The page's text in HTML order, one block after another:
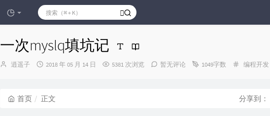
一次myslq填坑记
博
逍遥子
发
2018 年 05 月 14 日 5381 次浏览 暂无评论 1049字数
分
编程开发
首页 正文 分享到：